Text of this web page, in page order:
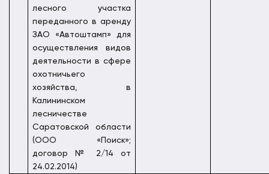
лесного участка
переданного в аренду
ЗАО «Автоштамп» для
осуществления видов
деятельности в сфере
охотничьего
хозяйства, в
Калининском
лесничестве
Саратовской области
(ООО «Поиск»;
договор № 2/14 от
24.02.2014)